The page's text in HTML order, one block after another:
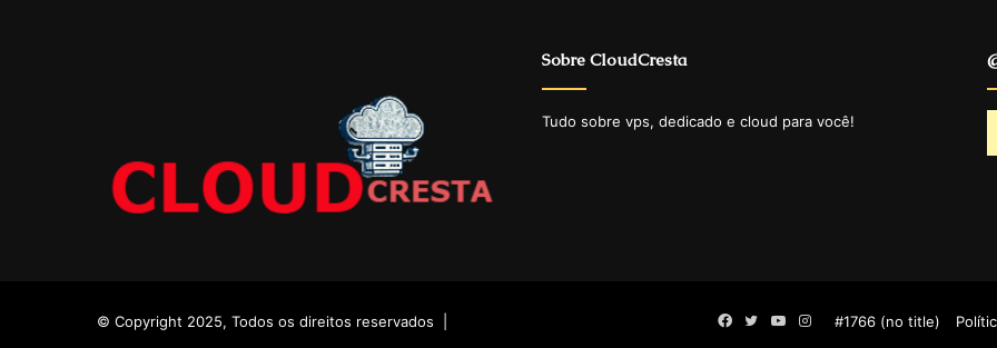
Sobre CloudCresta
Tudo sobre vps, dedicado e cloud para você!
© Copyright 2025, Todos os direitos reservados | #1766 (no title)
Facebook
TwitterYouTube
Instagram